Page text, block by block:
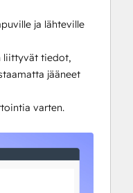
ja lähteville
liittyvät tiedot,
jääneet
varten.